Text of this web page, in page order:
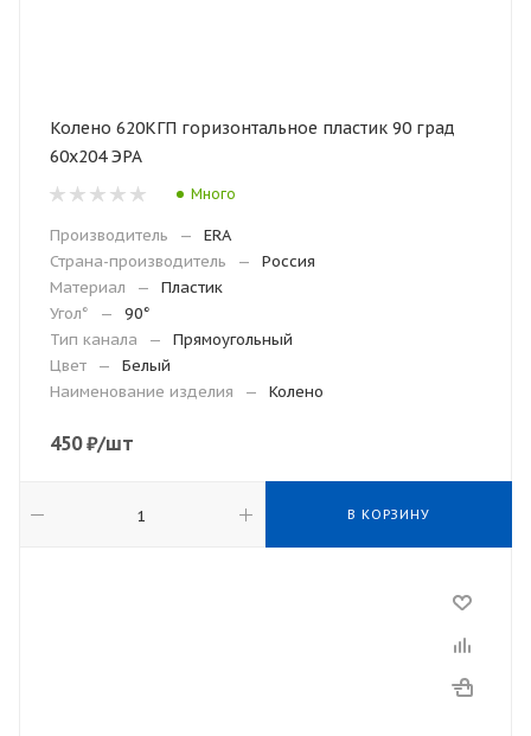
Колено 620КГП горизонтальное пластик 90 град
60х204 ЭРА
Много
Производитель —
ERA
Страна-производитель
—
Россия
Материал
—
Пластик
Угол°
—
90°
Тип канала
—
Прямоугольный
Цвет
—
Белый
Наименование изделия
— Колено
450₽/шт
В КОРЗИНУ